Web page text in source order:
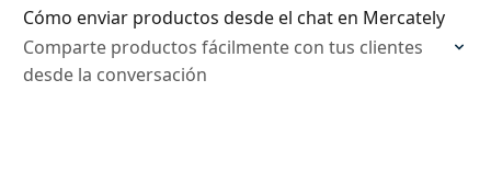
Cómo enviar productos desde el chat en Mercately
Comparte productos fácilmente con tus clientes
desde la conversación